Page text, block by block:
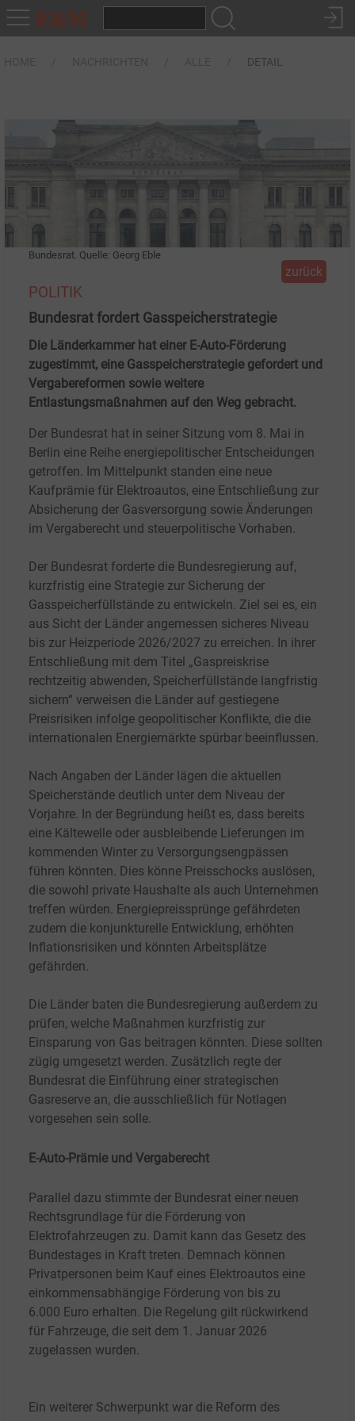
DETAIL
Bundesrat. Quelle: Georg Eble
zurück
POLITIK
Bundesrat fordert Gasspeicherstrategie
Die Länderkammer hat einer E-Auto-Förderung
zugestimmt, eine Gasspeicherstrategie gefordert und
Vergabereformen sowie weitere
Entlastungsmaßnahmen auf den Weg gebracht.
Der Bundesrat hat in seiner Sitzung vom 8. Mai in
Berlin eine Reihe energiepolitischer Entscheidungen
getroffen. Im Mittelpunkt standen eine neue
Kaufprämie für Elektroautos, eine Entschließung zur
Absicherung der Gasversorgung sowie Änderungen
im Vergaberecht und steuerpolitische Vorhaben.
Der Bundesrat forderte die Bundesregierung auf,
kurzfristig eine Strategie zur Sicherung der
Gasspeicherfüllstände zu entwickeln. Ziel sei es, ein
aus Sicht der Länder angemessen sicheres Niveau
bis zur Heizperiode 2026/2027 zu erreichen. In ihrer
Entschließung mit dem Titel „Gaspreiskrise
rechtzeitig abwenden, Speicherfüllstände langfristig
sichern“ verweisen die Länder auf gestiegene
Preisrisiken infolge geopolitischer Konflikte, die die
internationalen Energiemärkte spürbar beeinflussen.
Nach Angaben der Länder lägen die aktuellen
Speicherstände deutlich unter dem Niveau der
Vorjahre. In der Begründung heißt es, dass bereits
eine Kältewelle oder ausbleibende Lieferungen im
kommenden Winter zu Versorgungsengpässen
führen könnten. Dies könne Preisschocks auslösen,
die sowohl private Haushalte als auch Unternehmen
treffen würden. Energiepreissprünge gefährdeten
zudem die konjunkturelle Entwicklung, erhöhten
Inflationsrisiken und könnten Arbeitsplätze
gefährden.
Die Länder baten die Bundesregierung außerdem zu
prüfen, welche Maßnahmen kurzfristig zur
Einsparung von Gas beitragen könnten. Diese sollten
zügig umgesetzt werden. Zusätzlich regte der
Bundesrat die Einführung einer strategischen
Gasreserve an, die ausschließlich für Notlagen
vorgesehen sein solle.
E-Auto-Prämie und Vergaberecht
Parallel dazu stimmte der Bundesrat einer neuen
Rechtsgrundlage für die Förderung von
Elektrofahrzeugen zu. Damit kann das Gesetz des
Bundestages in Kraft treten. Demnach können
Privatpersonen beim Kauf eines Elektroautos eine
einkommensabhängige Förderung von bis zu
6.000 Euro erhalten. Die Regelung gilt rückwirkend
für Fahrzeuge, die seit dem 1. Januar 2026
zugelassen wurden.
Ein weiterer Schwerpunkt war die Reform des